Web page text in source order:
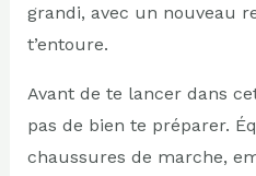
grandi, avec un nouveau
t’entoure.
Avant de te lancer dans
pas de bien te préparer.
chaussures de marche,